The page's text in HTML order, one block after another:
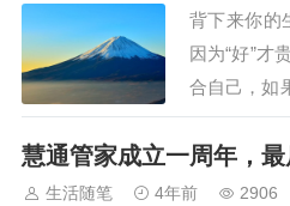
拿去就
者，是
先说清
背下来你的
因为“好”才
合自己，如
处,希望您
欢，而不是
爱情，而不
慧通管家成立一周年，
生活随笔 4年前 2906